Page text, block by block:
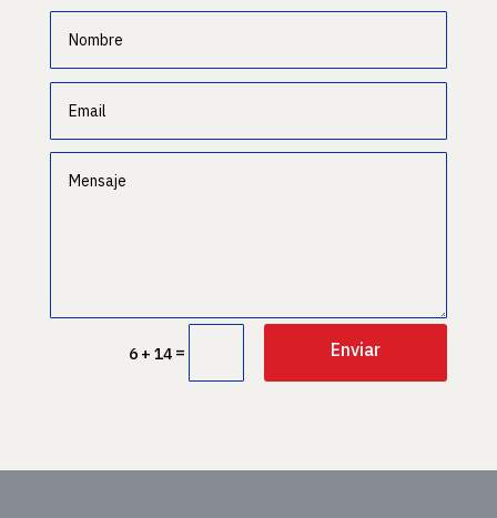
6 + 14 = Enviar